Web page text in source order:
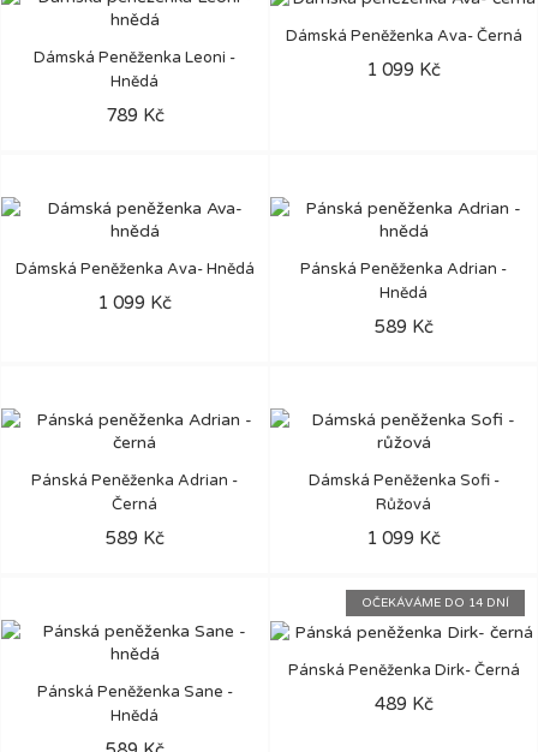
Dámská Peněženka Leoni -
Hnědá
789 Kč
Dámská Peněženka Ava- Černá
1 099 Kč
Dámská Peněženka Ava- Hnědá
1 099 Kč
Pánská Peněženka Adrian -
Hnědá
589 Kč
Pánská Peněženka Adrian -
Černá
589 Kč
Dámská Peněženka Sofi -
Růžová
1 099 Kč
Pánská Peněženka Sane -
Hnědá
OČEKÁVÁME DO 14 DNÍ
Pánská Peněženka Dirk- Černá
489 Kč